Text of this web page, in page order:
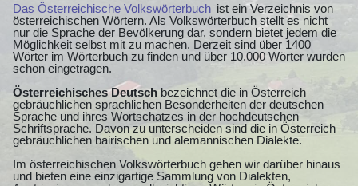
Das Österreichische Volkswörterbuch ist ein Verzeichnis von
österreichischen Wörtern. Als Volkswörterbuch stellt es nicht
nur die Sprache der Bevölkerung dar, sondern bietet jedem die
Möglichkeit selbst mit zu machen. Derzeit sind über 1400
Wörter im Wörterbuch zu finden und über 10.000 Wörter wurden
schon eingetragen.
Österreichisches Deutsch bezeichnet die in Österreich
gebräuchlichen sprachlichen Besonderheiten der deutschen
Sprache und ihres Wortschatzes in der hochdeutschen
Schriftsprache. Davon zu unterscheiden sind die in Österreich
gebräuchlichen bairischen und alemannischen Dialekte.
Im österreichischen Volkswörterbuch gehen wir darüber hinaus
und bieten eine einzigartige Sammlung von Dialekten,